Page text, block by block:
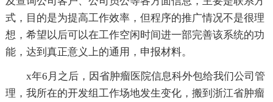
式，目的是为提高工作效率，但程序的推广情况不是很理
想，希望以后可以在工作空闲时间进一部完善该系统的功
能，达到真正意义上的通用，申报材料。
x年6月之后，因省肿瘤医院信息科外包给我们公司管
理，我所在的开发组工作场地发生变化，搬到浙江省肿瘤